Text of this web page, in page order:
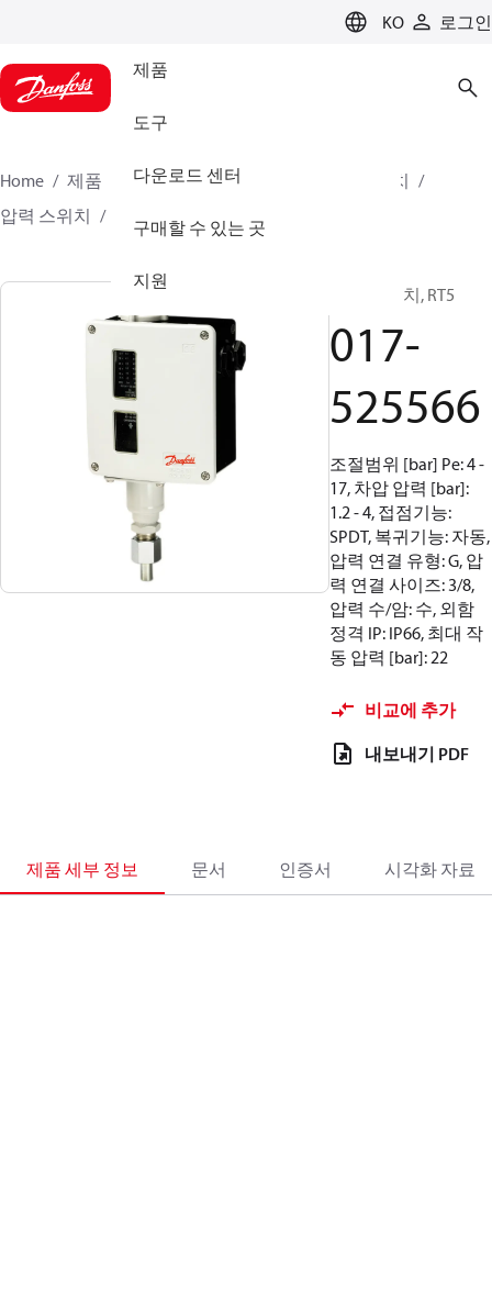
KO 로그인
제품
도구
다운로드 센터
구매할 수 있는 곳
지원
Home 제품 클라이미트 솔루션스 - 쿨링
스위치
압력 스위치
017-525566
압력 스위치, RT5
017-
525566
조절범위 [bar] Pe: 4 -
17, 차압 압력 [bar]:
1.2 - 4, 접점기능:
SPDT, 복귀기능: 자동,
압력 연결 유형: G, 압
력 연결 사이즈: 3/8,
압력 수/암: 수, 외함
정격 IP: IP66, 최대 작
동 압력 [bar]: 22
비교에 추가
내보내기 PDF
제품 세부 정보 문서 인증서 시각화 자료